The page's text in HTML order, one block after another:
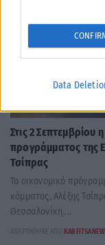
Data
Στις 2 Σεπτεμβρίου
προγράμματος της
Τσίπρας
Το οικονομικό
κόμματος, Αλέξης
Θεσσαλονίκη....
ΑΝΑΡΤΉΘΗΚΕ ΑΠΌ